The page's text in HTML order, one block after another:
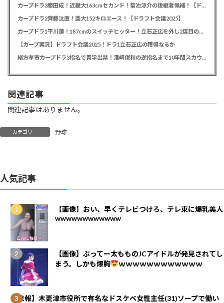
カープドラ3勝田成！近畿大163cmセカンド！菊池涼介の後継者候補！【ドラフト会議2025】
カープドラ2齊藤汰直！亜大152キロエース！【ドラフト会議2025】
カープドラ1平川蓮！187cmのスイッチヒッター！立石正広を外し2度目の重複も新井監督がクジを引き当てる！【ドラフト会議2025】
【カープ実況】ドラフト会議2025！ドラ1立石正広の獲得なるか
緒方孝市カープドラ3指名で青学出禁！澤﨑俊和の逆指名まで10年間スカウト出禁
関連記事
関連記事はありません。
カテゴリー 野球
人気記事
【画像】おい、早くテレビつけろ、テレ東に爆乳美人
wwwwwwwwwwww
【画像】ぶってー太もものJCアイドルが発見されてし
まう。しかも爆胸
ｗｗｗｗｗｗｗｗｗｗｗｗ
【悲報】木更津市役所で有名なドスケベ女性主任(31)ソープで働い